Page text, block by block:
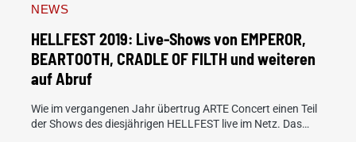
NEWS
HELLFEST 2019: Live-Shows von EMPEROR,
BEARTOOTH, CRADLE OF FILTH und weiteren
auf Abruf
Wie im vergangenen Jahr übertrug ARTE Concert einen Teil
der Shows des diesjährigen HELLFEST live im Netz. Das…